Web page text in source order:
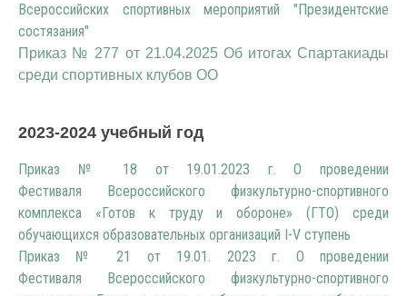
Всероссийских спортивных мероприятий "Президентские
состязания"
Приказ № 277 от 21.04.2025 Об итогах Спартакиады
среди спортивных клубов ОО
2023-2024 учебный год
Приказ № 18 от 19.01.2023 г. О проведении
Фестиваля Всероссийского физкультурно-спортивного
комплекса «Готов к труду и обороне» (ГТО) среди
обучающихся образовательных организаций I-V ступень
Приказ № 21 от 19.01. 2023 г. О проведении
Фестиваля Всероссийского физкультурно-спортивного